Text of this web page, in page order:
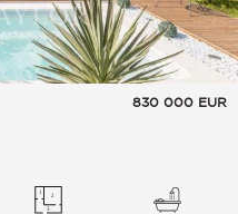
830 000 EUR